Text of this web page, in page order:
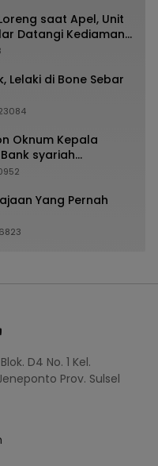
saat Apel, Unit
Datangi Kediaman
Lelaki di Bone Sebar
Oknum Kepala
syariah
Basri di Banjarmasin
Bilyet Giro Tidak
: Bertemu Tanggal 11
Yang Pernah
D4 No. 1 Kel.
Prov. Sulsel